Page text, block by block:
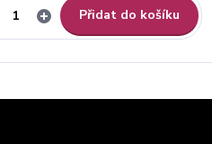
Přidat do košíku